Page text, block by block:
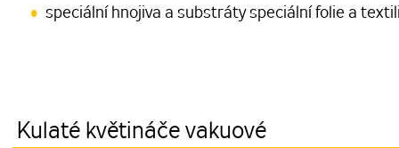
speciální hnojiva a substráty speciální folie a
Kulaté květináče vakuové